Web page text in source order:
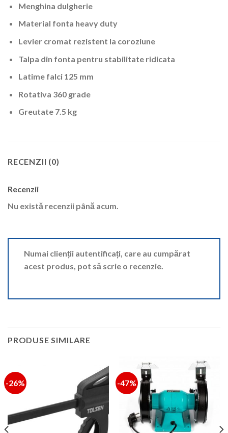
Menghina dulgherie
Material fonta heavy duty
Levier cromat rezistent la coroziune
Talpa din fonta pentru stabilitate ridicata
Latime falci 125 mm
Rotativa 360 grade
Greutate 7.5 kg
RECENZII (0)
Recenzii
Nu există recenzii până acum.
Numai clienții autentificați, care au cumpărat
acest produs, pot să scrie o recenzie.
PRODUSE SIMILARE
-26% -47%